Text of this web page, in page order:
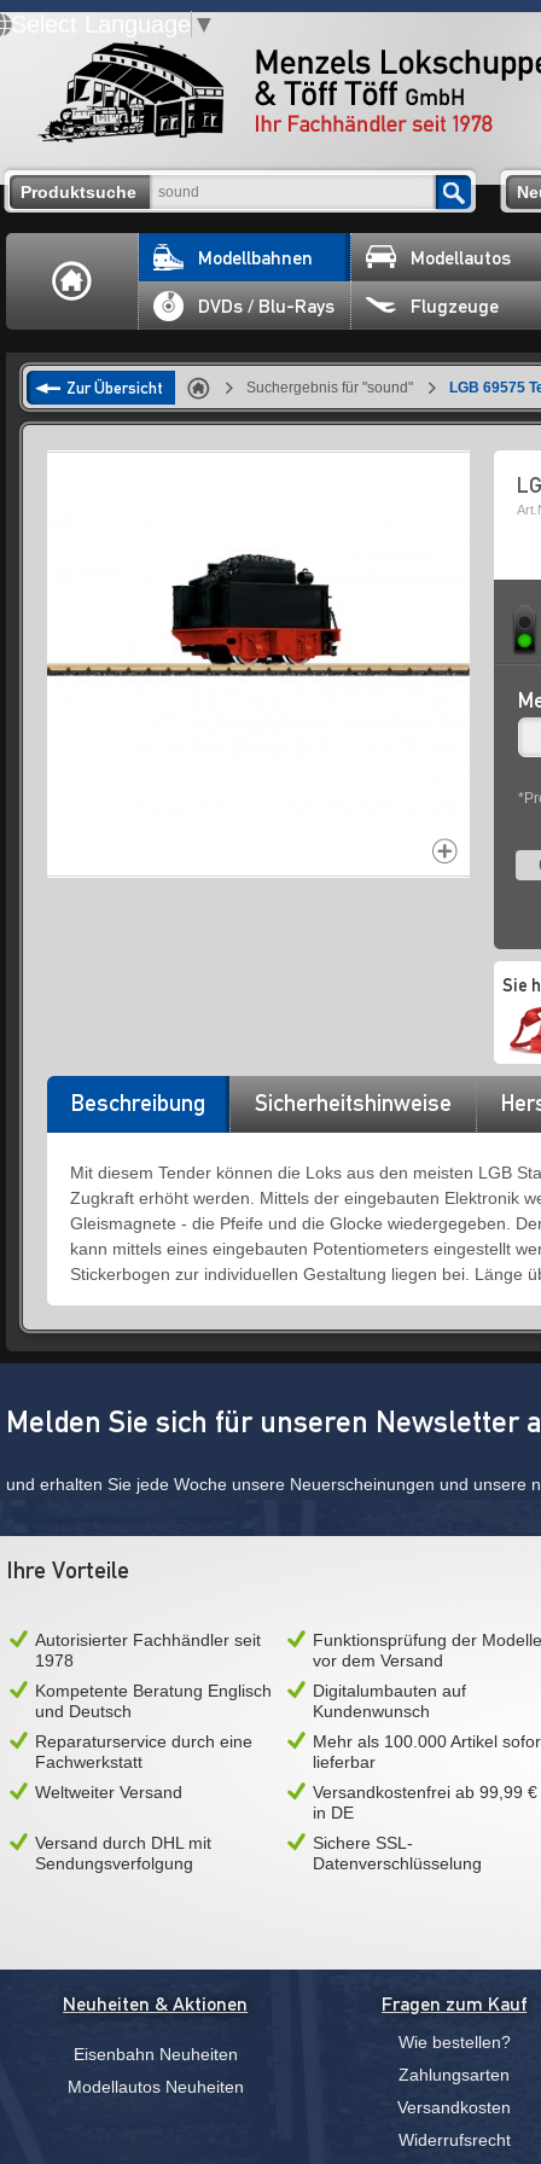
Select Language ▼
Produktsuche
Modellbahnen Modellautos
DVDs / Blu-Rays Flugzeuge
Zur Übersicht Suchergebnis für "sound" LGB 69575
Sie
Beschreibung Sicherheitshinweise
Mit diesem Tender können die Loks aus den meisten LGB
Zugkraft erhöht werden. Mittels der eingebauten Elektronik
Gleismagnete - die Pfeife und die Glocke wiedergegeben.
kann mittels eines eingebauten Potentiometers eingestellt
Stickerbogen zur individuellen Gestaltung liegen bei. Länge
Melden Sie sich für unseren Newsletter
und erhalten Sie jede Woche unsere Neuerscheinungen und unsere
Ihre Vorteile
Autorisierter Fachhändler seit
1978
Funktionsprüfung der Modelle
vor dem Versand
Kompetente Beratung Englisch
und Deutsch
Digitalumbauten auf
Kundenwunsch
Reparaturservice durch eine
Fachwerkstatt
Mehr als 100.000 Artikel
lieferbar
Weltweiter Versand
Versandkostenfrei ab 99,99 €
in DE
Versand durch DHL mit
Sendungsverfolgung
Sichere SSL-
Datenverschlüsselung
Neuheiten & Aktionen
Eisenbahn Neuheiten
Modellautos Neuheiten
Fragen zum Kauf
Wie bestellen?
Zahlungsarten
Versandkosten
Widerrufsrecht